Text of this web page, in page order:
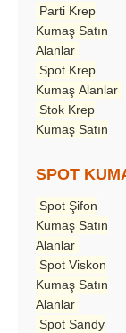
Parti Krep
Kumaş Satın
Alanlar
Spot Krep
Kumaş Alanlar
Stok Krep
Kumaş Satın
SPOT
Spot Şifon
Kumaş Satın
Alanlar
Spot Viskon
Kumaş Satın
Alanlar
Spot Sandy